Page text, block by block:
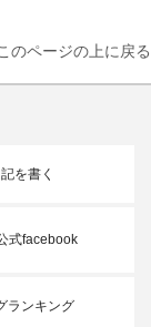
のページの上に戻る
を書く
式facebook
ランキング